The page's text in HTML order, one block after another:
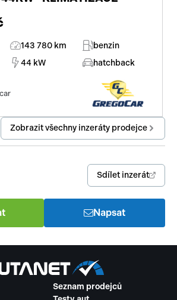
143 780 km
benzin
44 kW hatchback
Zobrazit všechny inzeráty prodejce
Sdílet inzerát
Napsat
Seznam prodejců